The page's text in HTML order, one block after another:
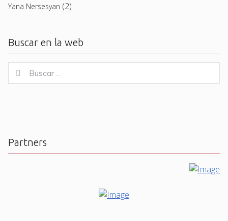
Yana Nersesyan (2)
Buscar en la web
for:
Buscar
Partners